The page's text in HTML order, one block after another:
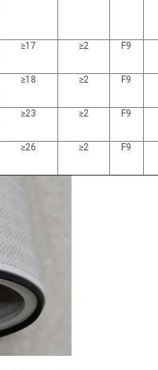
≥17 ≥2 F9
≥18 ≥2 F9
≥23 ≥2 F9
≥26 ≥2 F9